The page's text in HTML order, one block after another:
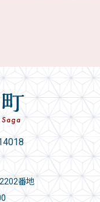
番地